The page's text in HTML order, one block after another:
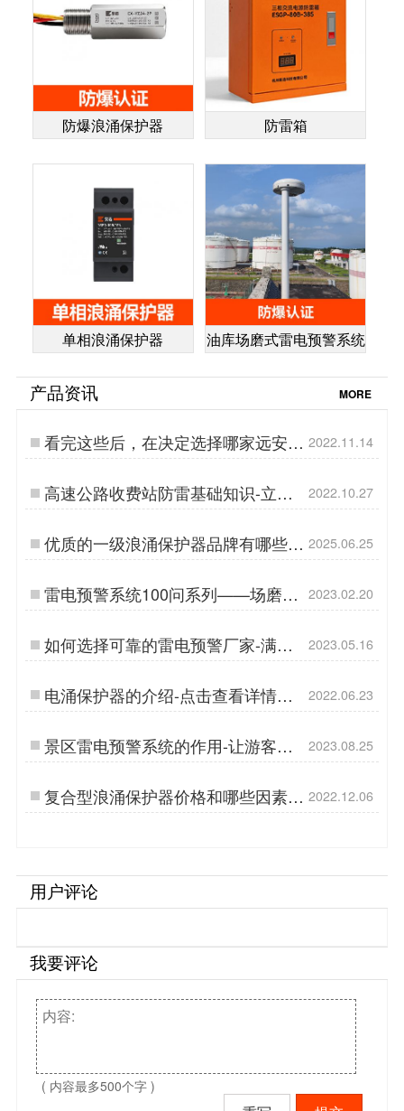
防爆浪涌保护器 防雷箱
单相浪涌保护器 油库场磨式雷电预警系统
产品资讯 MORE
看完这些后，在决定选择哪家远安雷
电预警系统公司【易造防雷】…
2022.11.14
高速公路收费站防雷基础知识-立即
查看【易造防雷】…
2022.10.27
优质的一级浪涌保护器品牌有哪些特
点？易造防雷…
2025.06.25
雷电预警系统100问系列——场磨式
大气电场仪【易造防雷】…
2023.02.20
如何选择可靠的雷电预警厂家-满足
这几点就够了-易造防雷…
2023.05.16
电涌保护器的介绍-点击查看详情
【杭州易造】…
2022.06.23
景区雷电预警系统的作用-让游客远
离雷电风险-易造防雷…
2023.08.25
复合型浪涌保护器价格和哪些因素有
关？硬知识来了！【易造防雷】…
2022.12.06
用户评论
我要评论
( 内容最多500个字 )